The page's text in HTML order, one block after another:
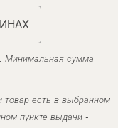
Минимальная сумма
есть в выбранном
пункте выдачи -